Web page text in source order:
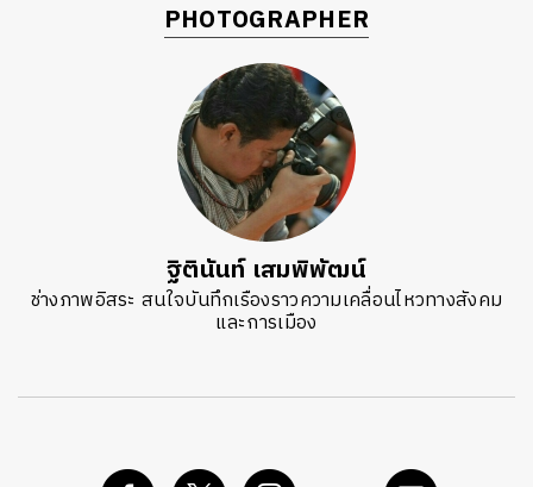
PHOTOGRAPHER
ฐิตินันท์ เสมพิพัฒน์
ช่างภาพอิสระ สนใจบันทึกเรืองราวความเคลื่อนไหวทางสังคม
และการเมือง